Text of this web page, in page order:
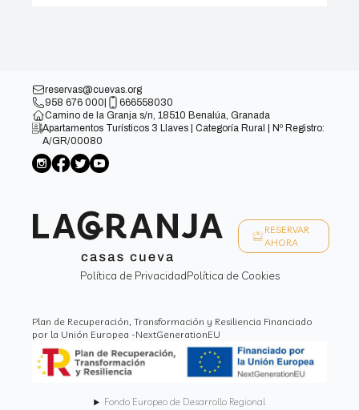
reservas@cuevas.org
958 676 000
666558030
Camino de la Granja s/n, 18510 Benalúa, Granada
Apartamentos Turísticos 3 Llaves | Categoría Rural | Nº Registro:
A/GR/00080
RESERVAR
AHORA
Política de PrivacidadPolítica de Cookies
Plan de Recuperación, Transformación y Resiliencia Financiado
por la Unión Europea -NextGenerationEU
Fondo Europeo de Desarrollo Regional